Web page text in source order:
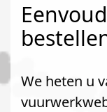
We heten u